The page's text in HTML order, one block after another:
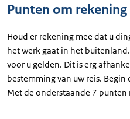
Punten om
Houd er rekening mee dat u
het werk gaat in het
voor u gelden. Dit is erg
bestemming van uw reis.
Met de onderstaande 7 punten